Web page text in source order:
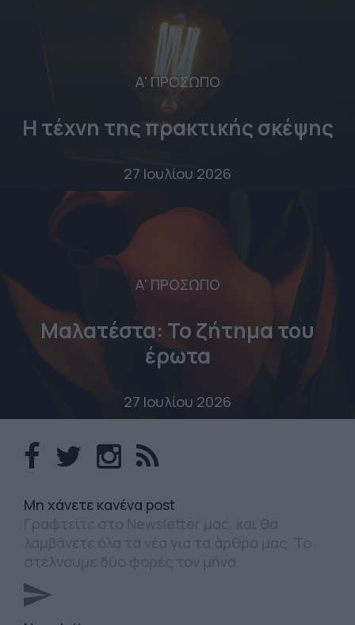
Α' ΠΡΟΣΩΠΟ
Η τέχνη της πρακτικής σκέψης
27 Ιουλίου 2026
Α' ΠΡΟΣΩΠΟ
Μαλατέστα: Το ζήτημα του
έρωτα
27 Ιουλίου 2026
Mη χάνετε κανένα post